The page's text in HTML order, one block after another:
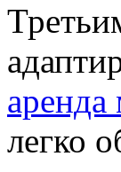
легко